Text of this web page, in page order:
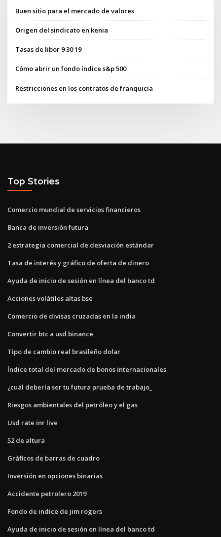
Buen sitio para el mercado de valores
Origen del sindicato en kenia
Tasas de libor 9 30 19
Cómo abrir un fondo índice s&p 500
Restricciones en los contratos de franquicia
Top Stories
Comercio mundial de servicios financieros
Banca de inversión futura
2 estrategia comercial de desviación estándar
Tasa de interés y gráfico de oferta de dinero
Ayuda de inicio de sesión en línea del banco td
Acciones volátiles altas bse
Comercio de divisas cruzadas en la india
Convertir btc a usd binance
Tipo de cambio real brasileño dolar
Índice total del mercado de bonos internacionales
¿cuál debería ser tu futura prueba de trabajo_
Riesgos ambientales del petróleo y el gas
Usd rate inr live
52 de altura
Gráficos de barras de cuadro
Inversión en opciones binarias
Accidente petrolero 2019
Fondo de indice de jim rogers
Ayuda de inicio de sesión en línea del banco td